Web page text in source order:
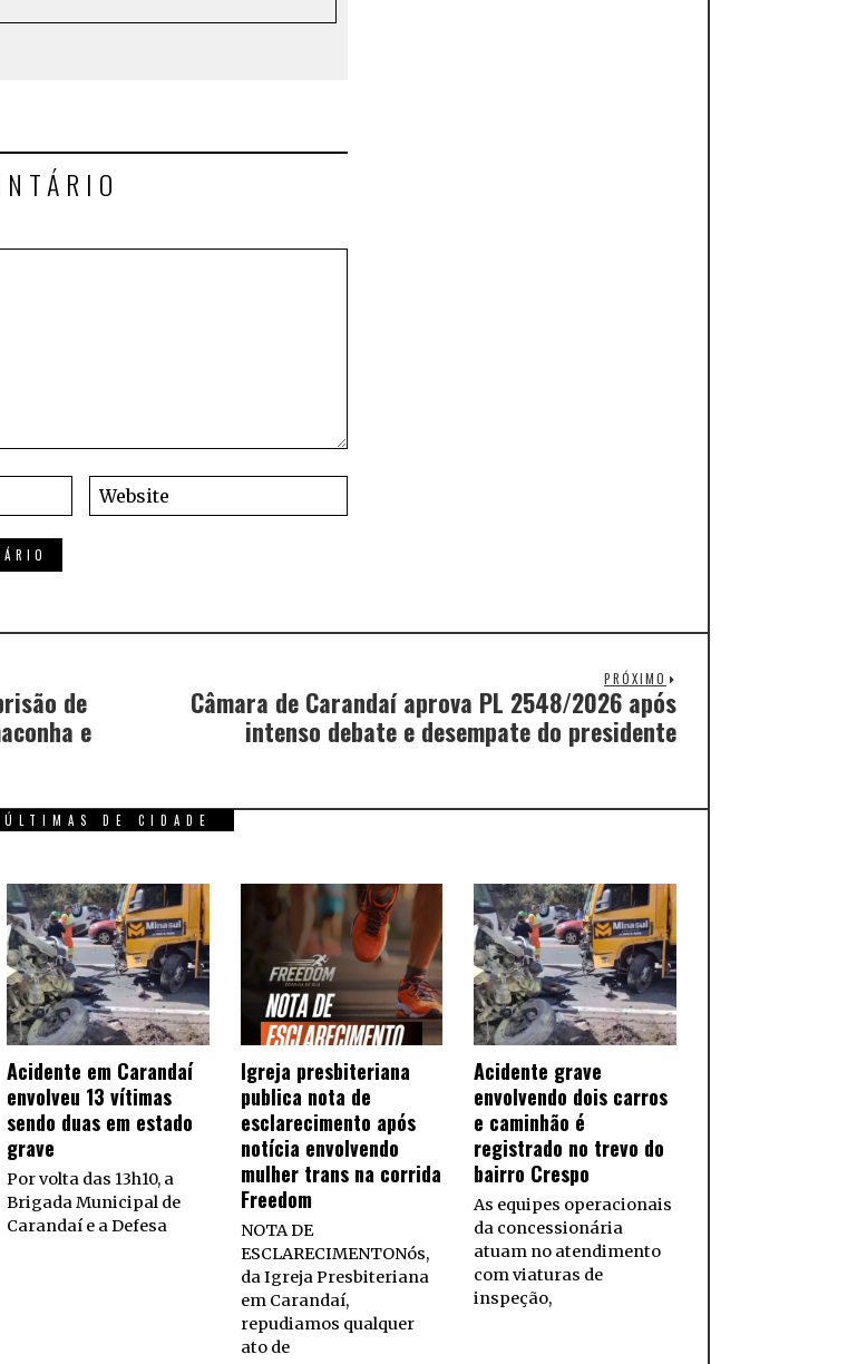
de
e
PRÓXIMO
Câmara de Carandaí aprova PL 2548/2026 após
intenso debate e desempate do presidente
ÚLTIMAS DE CIDADE
Acidente em Carandaí
envolveu 13 vítimas
sendo duas em estado
grave
Por volta das 13h10, a
Brigada Municipal de
Carandaí e a Defesa
Igreja presbiteriana
publica nota de
esclarecimento após
notícia envolvendo
mulher trans na corrida
Freedom
NOTA DE
ESCLARECIMENTONós,
da Igreja Presbiteriana
em Carandaí,
repudiamos qualquer
ato de
Acidente grave
envolvendo dois carros
e caminhão é
registrado no trevo do
bairro Crespo
As equipes operacionais
da concessionária
atuam no atendimento
com viaturas de
inspeção,